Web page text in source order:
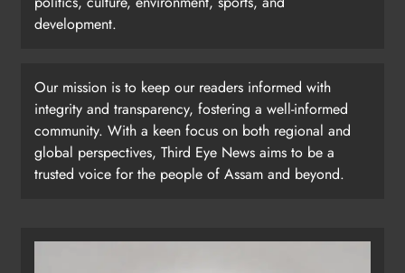
development.
Our mission is to keep our readers informed with
integrity and transparency, fostering a well-informed
community. With a keen focus on both regional and
global perspectives, Third Eye News aims to be a
trusted voice for the people of Assam and beyond.